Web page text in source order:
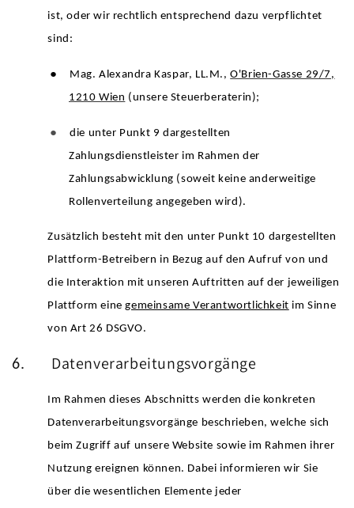
ist, oder wir rechtlich entsprechend dazu verpflichtet
sind:
● Mag. Alexandra Kaspar, LL.M.,O'Brien-Gasse 29/7,
1210 Wien (unsere Steuerberaterin);
●
die unter Punkt 9 dargestellten
Zahlungsdienstleister im Rahmen der
Zahlungsabwicklung (soweit keine anderweitige
Rollenverteilung angegeben wird).
Zusätzlich besteht mit den unter Punkt 10 dargestellten
Plattform-Betreibern in Bezug auf den Aufruf von und
die Interaktion mit unseren Auftritten auf der jeweiligen
Plattform einegemeinsame Verantwortlichkeit im Sinne
von Art 26 DSGVO.
6. Datenverarbeitungsvorgänge
Im Rahmen dieses Abschnitts werden die konkreten
Datenverarbeitungsvorgänge beschrieben, welche sich
beim Zugriff auf unsere Website sowie im Rahmen ihrer
Nutzung ereignen können. Dabei informieren wir Sie
über die wesentlichen Elemente jeder